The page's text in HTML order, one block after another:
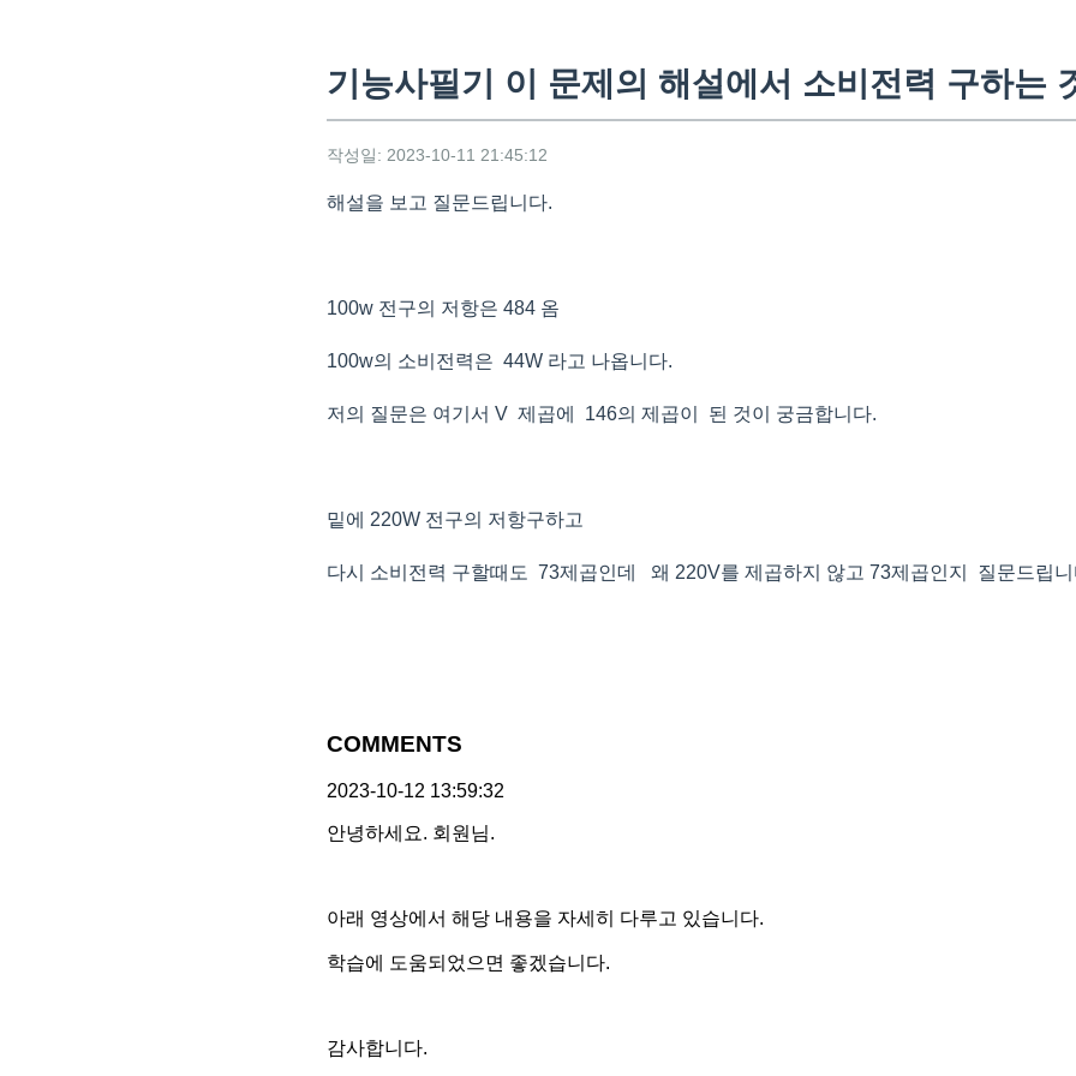
기능사필기 이 문제의 해설에서 소비전력 구하는
작성일: 2023-10-11 21:45:12
해설을 보고 질문드립니다.
100w 전구의 저항은 484 옴
100w의 소비전력은 44W 라고 나옵니다.
저의 질문은 여기서 V 제곱에 146의 제곱이 된 것이 궁금합니다.
밑에 220W 전구의 저항구하고
다시 소비전력 구할때도 73제곱인데 왜 220V를 제곱하지 않고 73제곱인지 질문드립
COMMENTS
2023-10-12 13:59:32
안녕하세요. 회원님.
아래 영상에서 해당 내용을 자세히 다루고 있습니다.
학습에 도움되었으면 좋겠습니다.
감사합니다.